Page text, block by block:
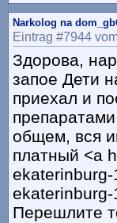
Narkolog na
Eintrag #7944
Здорова,
запое Дети
приехал и
общем, вся
платный <a
ekaterinburg-
Перешлите